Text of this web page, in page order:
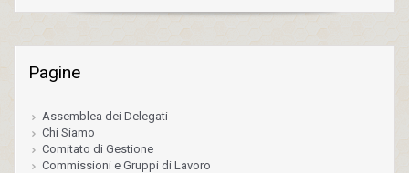
Pagine
Assemblea dei Delegati
Chi Siamo
Comitato di Gestione
Commissioni e Gruppi di Lavoro